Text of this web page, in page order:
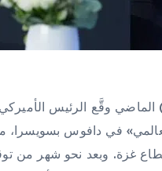
الماضي وقَّع الرئيس
في دافوس بسويسرا،
غزة. وبعد نحو شهر من